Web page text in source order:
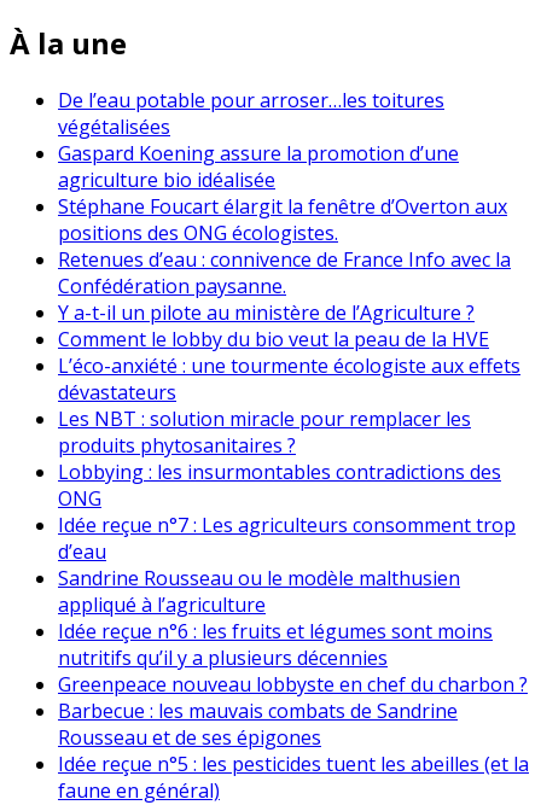
À la une
De l’eau potable pour arroser…les toitures
végétalisées
Gaspard Koening assure la promotion d’une
agriculture bio idéalisée
Stéphane Foucart élargit la fenêtre d’Overton aux
positions des ONG écologistes.
Retenues d’eau : connivence de France Info avec la
Confédération paysanne.
Y a-t-il un pilote au ministère de l’Agriculture ?
Comment le lobby du bio veut la peau de la HVE
L’éco-anxiété : une tourmente écologiste aux effets
dévastateurs
Les NBT : solution miracle pour remplacer les
produits phytosanitaires ?
Lobbying : les insurmontables contradictions des
ONG
Idée reçue n°7 : Les agriculteurs consomment trop
d’eau
Sandrine Rousseau ou le modèle malthusien
appliqué à l’agriculture
Idée reçue n°6 : les fruits et légumes sont moins
nutritifs qu’il y a plusieurs décennies
Greenpeace nouveau lobbyste en chef du charbon ?
Barbecue : les mauvais combats de Sandrine
Rousseau et de ses épigones
Idée reçue n°5 : les pesticides tuent les abeilles (et la
faune en général)